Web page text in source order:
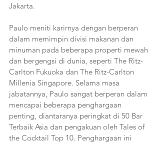
Jakarta.
Paulo meniti karirnya dengan berperan
dalam memimpin divisi makanan dan
minuman pada beberapa properti mewah
dan bergengsi di dunia, seperti The Ritz-
Carlton Fukuoka dan The Ritz-Carlton
Millenia Singapore. Selama masa
jabatannya, Paulo sangat berperan dalam
mencapai beberapa penghargaan
penting, diantaranya peringkat di 50 Bar
Terbaik Asia dan pengakuan oleh Tales of
the Cocktail Top 10. Penghargaan ini